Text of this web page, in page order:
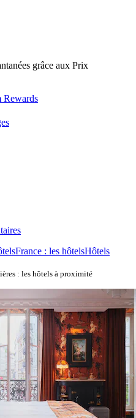
grâce aux Prix
Rewards
France : les hôtelsHôtels
: les hôtels à proximité